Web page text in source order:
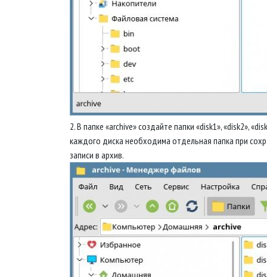
2. В папке «archive» создайте папки «disk1», «disk2»,
каждого диска необходима отдельная папка при
записи в архив.